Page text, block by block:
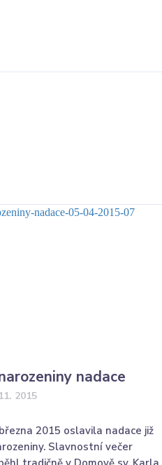
nadace
2015
2015 oslavila nadace již
Slavnostní večer